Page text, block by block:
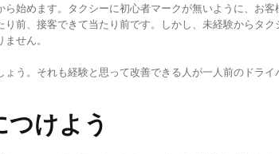
始めます。タクシーに初心者マークが無いように、お客
前、接客できて当たり前です。しかし、未経験からタク
せん。
う。それも経験と思って改善できる人が一人前のドラ
けよう